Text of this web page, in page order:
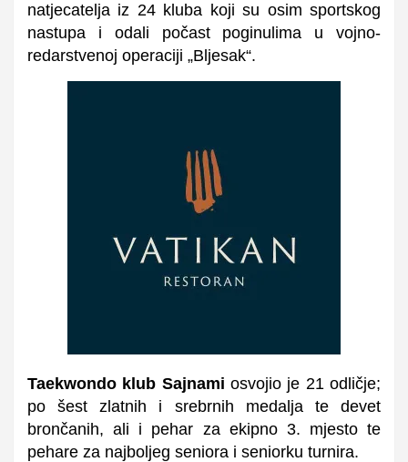
natjecatelja iz 24 kluba koji su osim sportskog
nastupa i odali počast poginulima u vojno-
redarstvenoj operaciji „Bljesak“.
Taekwondo klub Sajnami osvojio je 21 odličje;
po šest zlatnih i srebrnih medalja tedevet
brončanih, ali i pehar za ekipno 3. mjesto te
pehare za najboljeg seniora i seniorku turnira.